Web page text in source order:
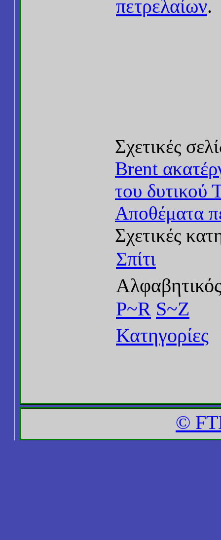
πετρελαίων.
Σχετικές
Brent
του δυτικού
Αποθέματα
Σχετικές
Σπίτι
P~R S~Z
Κατηγορίες
©